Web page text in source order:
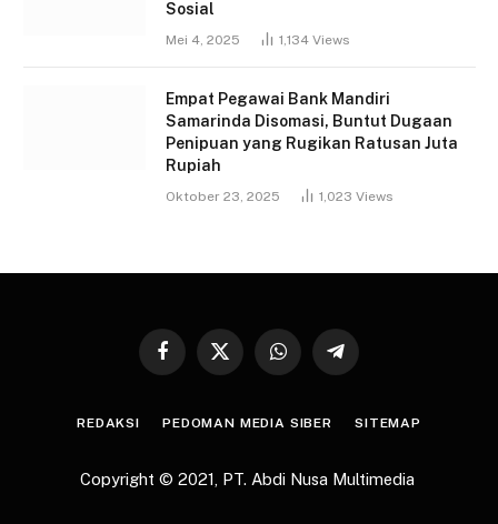
Sosial
Mei 4, 2025 1,134 Views
Empat Pegawai Bank Mandiri
Samarinda Disomasi, Buntut Dugaan
Penipuan yang Rugikan Ratusan Juta
Rupiah
Oktober 23, 2025 1,023 Views
Facebook
X
WhatsAppTelegram
REDAKSI PEDOMAN MEDIA SIBER SITEMAP
Copyright © 2021, PT. Abdi Nusa Multimedia